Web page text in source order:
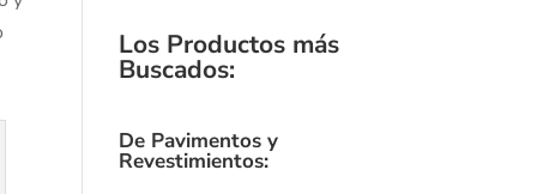
Los Productos más
Buscados:
De Pavimentos y
Revestimientos: